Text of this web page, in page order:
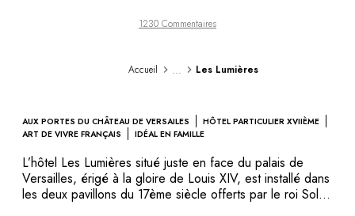
À deux
En famille
Restaurants
Spa & bien-être
Proche de la nature
1230 Commentaires
Accueil ... Les Lumières
AUX PORTES DU CHÂTEAU DE VERSAILES
HÔTEL PARTICULIER XVIIÈME
ART DE VIVRE FRANÇAIS
IDÉAL EN FAMILLE
L’hôtel Les Lumières situé juste en face du palais de
Versailles, érigé à la gloire de Louis XIV, est installé dans
les deux pavillons du 17ème siècle offerts par le roi Soleil